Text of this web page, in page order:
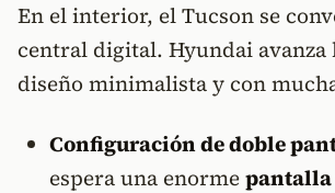
En el interior, el Tucson se
central digital. Hyundai avanza
diseño minimalista y con
Configuración de doble
espera una enorme